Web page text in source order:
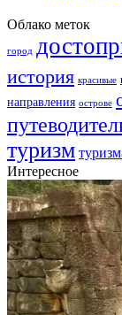
Облако меток
город
история красивые
направления острове
туризм
Интересное